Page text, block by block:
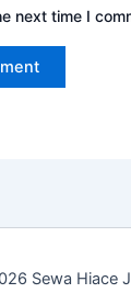
next time I
Sewa Hiace